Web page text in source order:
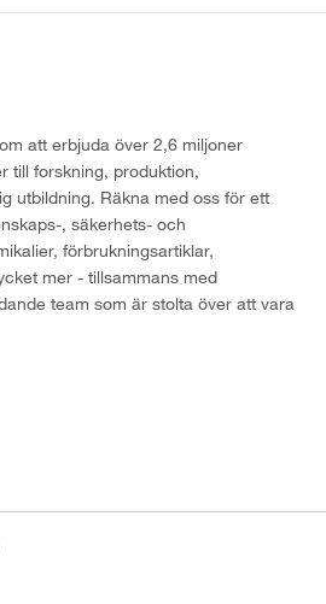
att erbjuda över 2,6 miljoner
till forskning, produktion,
utbildning. Räkna med oss för ett
, säkerhets- och
förbrukningsartiklar,
mer - tillsammans med
team som är stolta över att vara